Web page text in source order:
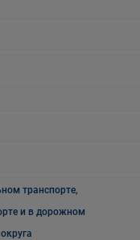
транспорте,
и в дорожном